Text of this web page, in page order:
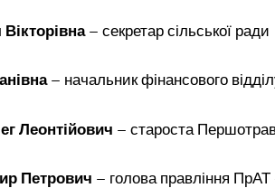
– секретар сільської ради
– начальник фінансового
Леонтійович – староста
Петрович – голова правління ПрАТ